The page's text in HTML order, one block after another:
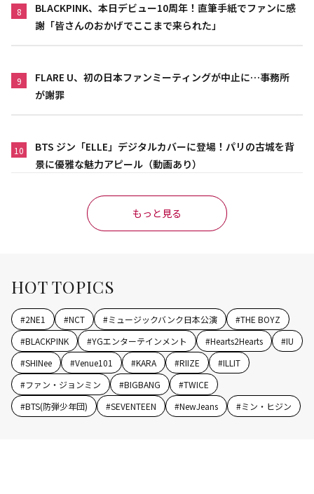
8
BLACKPINK、本日デビュー10周年！直筆手紙でファンに感
謝「皆さんのおかげでここまで来られた」
9
FLARE U、初の日本ファンミーティングが中止に…事務所
が謝罪
10
BTS ジン「ELLE」デジタルカバーに登場！パリの古城を背
景に優雅な魅力アピール（動画あり）
もっと見る
HOT TOPICS
#2NE1 #NCT #ミュージックバンク日本公演 #THE BOYZ
#BLACKPINK #YGエンターテインメント #Hearts2Hearts #IU
#SHINee #Venue101 #KARA #RIIZE #ILLIT
#ファン・ジョンミン #BIGBANG #TWICE
#BTS(防弾少年団) #SEVENTEEN #NewJeans #ミン・ヒジン